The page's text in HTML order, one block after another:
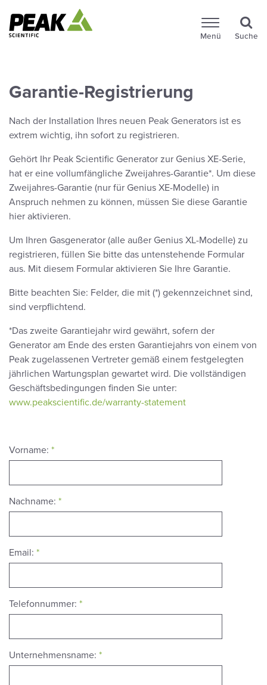
Menü Suche
Garantie-Registrierung
Nach der Installation Ihres neuen Peak Generators ist es
extrem wichtig, ihn sofort zu registrieren.
Gehört Ihr Peak Scientific Generator zur Genius XE-Serie,
hat er eine vollumfängliche Zweijahres-Garantie*. Um diese
Zweijahres-Garantie (nur für Genius XE-Modelle) in
Anspruch nehmen zu können, müssen Sie diese Garantie
hier aktivieren.
Um Ihren Gasgenerator (alle außer Genius XL-Modelle) zu
registrieren, füllen Sie bitte das untenstehende Formular
aus. Mit diesem Formular aktivieren Sie Ihre Garantie.
Bitte beachten Sie: Felder, die mit (*) gekennzeichnet sind,
sind verpflichtend.
*Das zweite Garantiejahr wird gewährt, sofern der
Generator am Ende des ersten Garantiejahrs von einem von
Peak zugelassenen Vertreter gemäß einem festgelegten
jährlichen Wartungsplan gewartet wird. Die vollständigen
Geschäftsbedingungen finden Sie unter:
www.peakscientific.de/warranty-statement
Vorname: *
Nachname: *
Email: *
Telefonnummer: *
Unternehmensname: *